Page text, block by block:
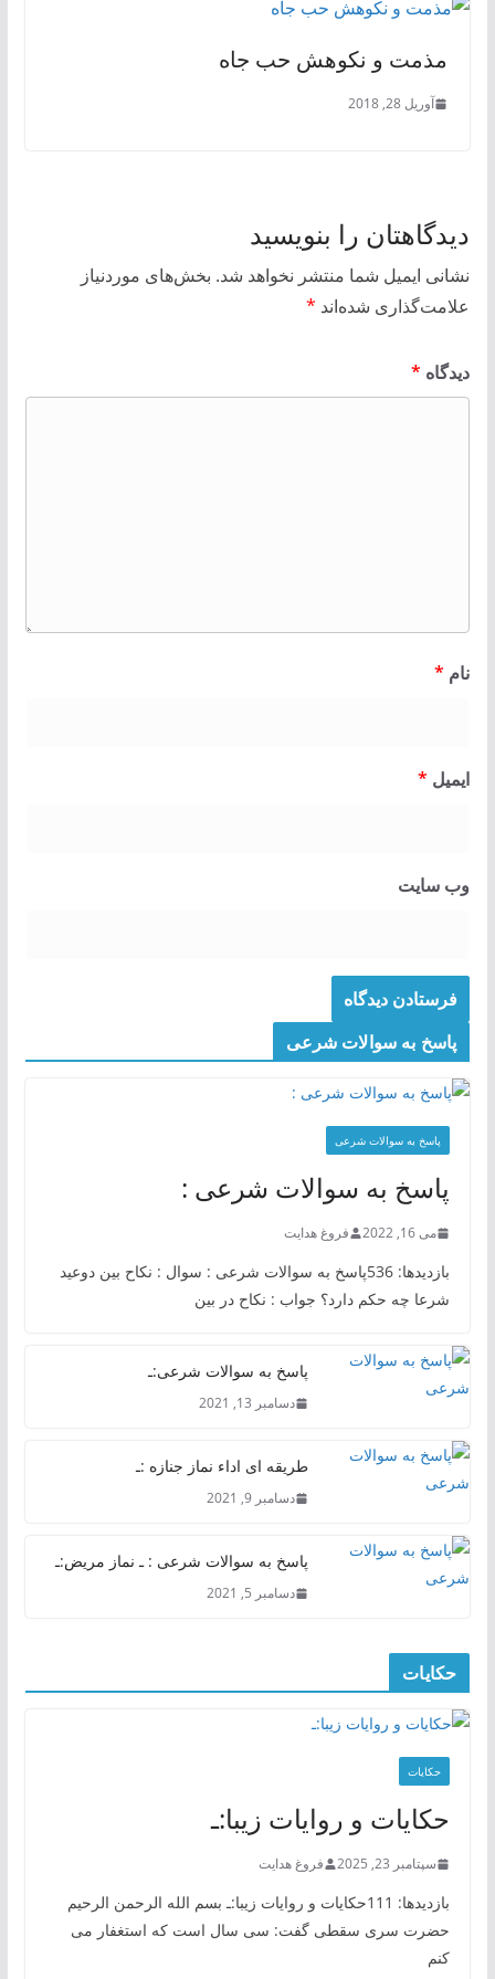
مذمت و نکوهش حب جاه
آوریل 28, 2018
دیدگاهتان را بنویسید
نشانی ایمیل شما منتشر نخواهد شد. بخش‌های موردنیاز
علامت‌گذاری شده‌اند *
دیدگاه *
نام *
ایمیل *
وب‌ سایت
پاسخ به سوالات شرعی
پاسخ به سوالات شرعی
پاسخ به سوالات شرعی :
می 16, 2022 فروغ هدایت
بازدیدها: 536پاسخ به سوالات شرعی : سوال : نکاح بین دوعید
شرعا چه حکم دارد؟ جواب : نکاح در بین
پاسخ به سوالات شرعی:ـ
دسامبر 13, 2021
طریقه ای اداء نماز جنازه :ـ
دسامبر 9, 2021
پاسخ به سوالات شرعی : ـ نماز مریض:ـ
دسامبر 5, 2021
حکایات
حکایات
حکایات و روایات زیبا:ـ
سپتامبر 23, 2025 فروغ هدایت
بازدیدها: 111حکایات و روایات زیبا:ـ بسم الله الرحمن الرحیم
حضرت سری سقطی گفت: سی سال است که استغفار می
کنم